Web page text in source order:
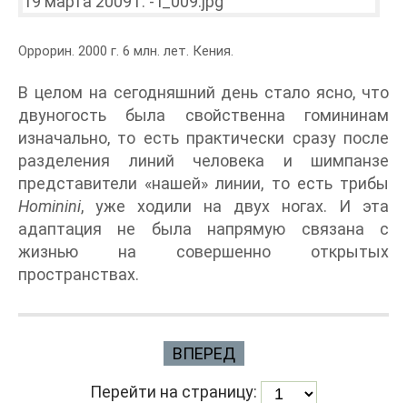
Оррорин. 2000 г. 6 млн. лет. Кения.
В целом на сегодняшний день стало ясно, что
двуногость была свойственна гомининам
изначально, то есть практически сразу после
разделения линий человека и шимпанзе
представители «нашей» линии, то есть трибы
Hominini, уже ходили на двух ногах. И эта
адаптация не была напрямую связана с
жизнью на совершенно открытых
пространствах.
ВПЕРЕД
Перейти на страницу: